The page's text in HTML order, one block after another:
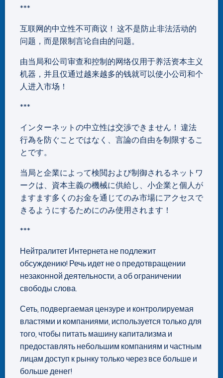
***
互联网的中立性不可商议！ 这不是防止非法活动的
问题，而是限制言论自由的问题。
由当局和公司审查和控制的网络仅用于养活资本主义
机器，并且仅通过越来越多的钱就可以使小公司和个
人进入市场！
***
インターネットの中立性は交渉できません！ 違法
行為を防ぐことではなく、言論の自由を制限するこ
とです。
当局と企業によって検閲および制御されるネットワ
ークは、資本主義の機械に供給し、小企業と個人が
ますます多くのお金を通じてのみ市場にアクセスで
きるようにするためにのみ使用されます！
***
Нейтралитет Интернета не подлежит
обсуждению! Речь идет не о предотвращении
незаконной деятельности, а об ограничении
свободы слова.
Сеть, подвергаемая цензуре и контролируемая
властями и компаниями, используется только для
того, чтобы питать машину капитализма и
предоставлять небольшим компаниям и частным
лицам доступ к рынку только через все больше и
больше денег!